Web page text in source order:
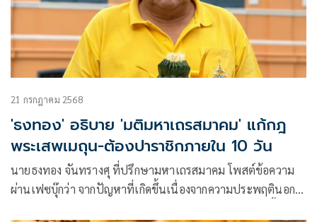
21 กรกฎาคม 2568
'ธงทอง' อธิบาย 'มติมหาเถรสมาคม' แก้กฎ
พระเสพเมถุน-ต้องปาราชิกภายใน 10 วัน
นายธงทอง จันทรางศุ ที่ปรึกษามหาเถรสมาคม โพสต์ข้อความ
ผ่านเฟซบุ๊กว่า จากปัญหาที่เกิดขึ้นเนื่องจากความประพฤตินอก